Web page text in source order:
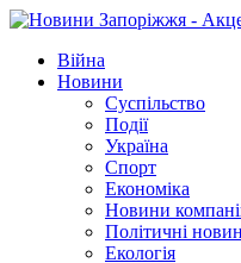
Війна
Новини
Суспільство
Події
Україна
Спорт
Економіка
Новини
Політичні
Екологія